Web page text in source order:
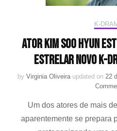
K-
Ator Kim Soo Hyun
estrelar novo K-
by Virginia Oliveira updated on 22
Um dos atores de mais
aparentemente se prepara